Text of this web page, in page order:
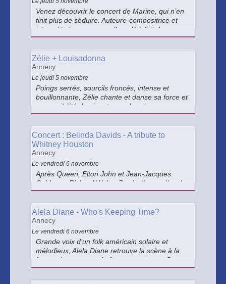
Venez découvrir le concert de Marine, qui n’en
finit plus de séduire. Auteure-compositrice et
interprète hors norme, elle a déjà fait de son «
Cœur maladroit » un immense succès.
Zélie + Louisadonna
Annecy
Le jeudi 5 novembre
Poings serrés, sourcils froncés, intense et
bouillonnante, Zélie chante et danse sa force et
sa sensibilité dominante sur des chansons
énergisantes et crues aux sonorités
Louisadonna : artiste pop aux tubes féministes.
Concert : Belinda Davids - A tribute to
Whitney Houston
Annecy
Le vendredi 6 novembre
Après Queen, Elton John et Jean-Jacques
Goldman, Richard Walter Productions relève le
défi de vous faire revivre le spectacle d’une
plus grande chanteuse de tous les temps :
Whitney Houston !
Alela Diane - Who's Keeping Time?
Annecy
Le vendredi 6 novembre
Grande voix d’un folk américain solaire et
mélodieux, Alela Diane retrouve la scène à la
faveur de son nouvel album somptueux. Sa
musique reste intemporelle, celle d’une